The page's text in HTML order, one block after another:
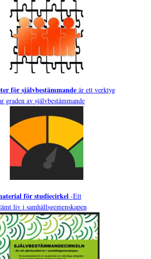
för självbestämmandeär ett verktyg
graden av självbestämmande
för studiecirkel-Ett
liv i samhällsgemenskapen